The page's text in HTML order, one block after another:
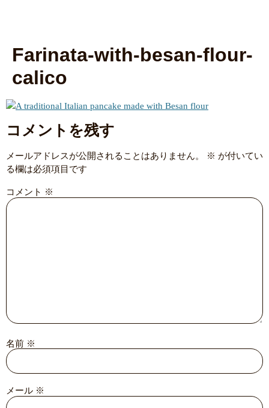
Farinata-with-besan-flour-
calico
コメントを残す
メールアドレスが公開されることはありません。 ※ が付いてい
る欄は必須項目です
コメント ※
名前 ※
メール ※